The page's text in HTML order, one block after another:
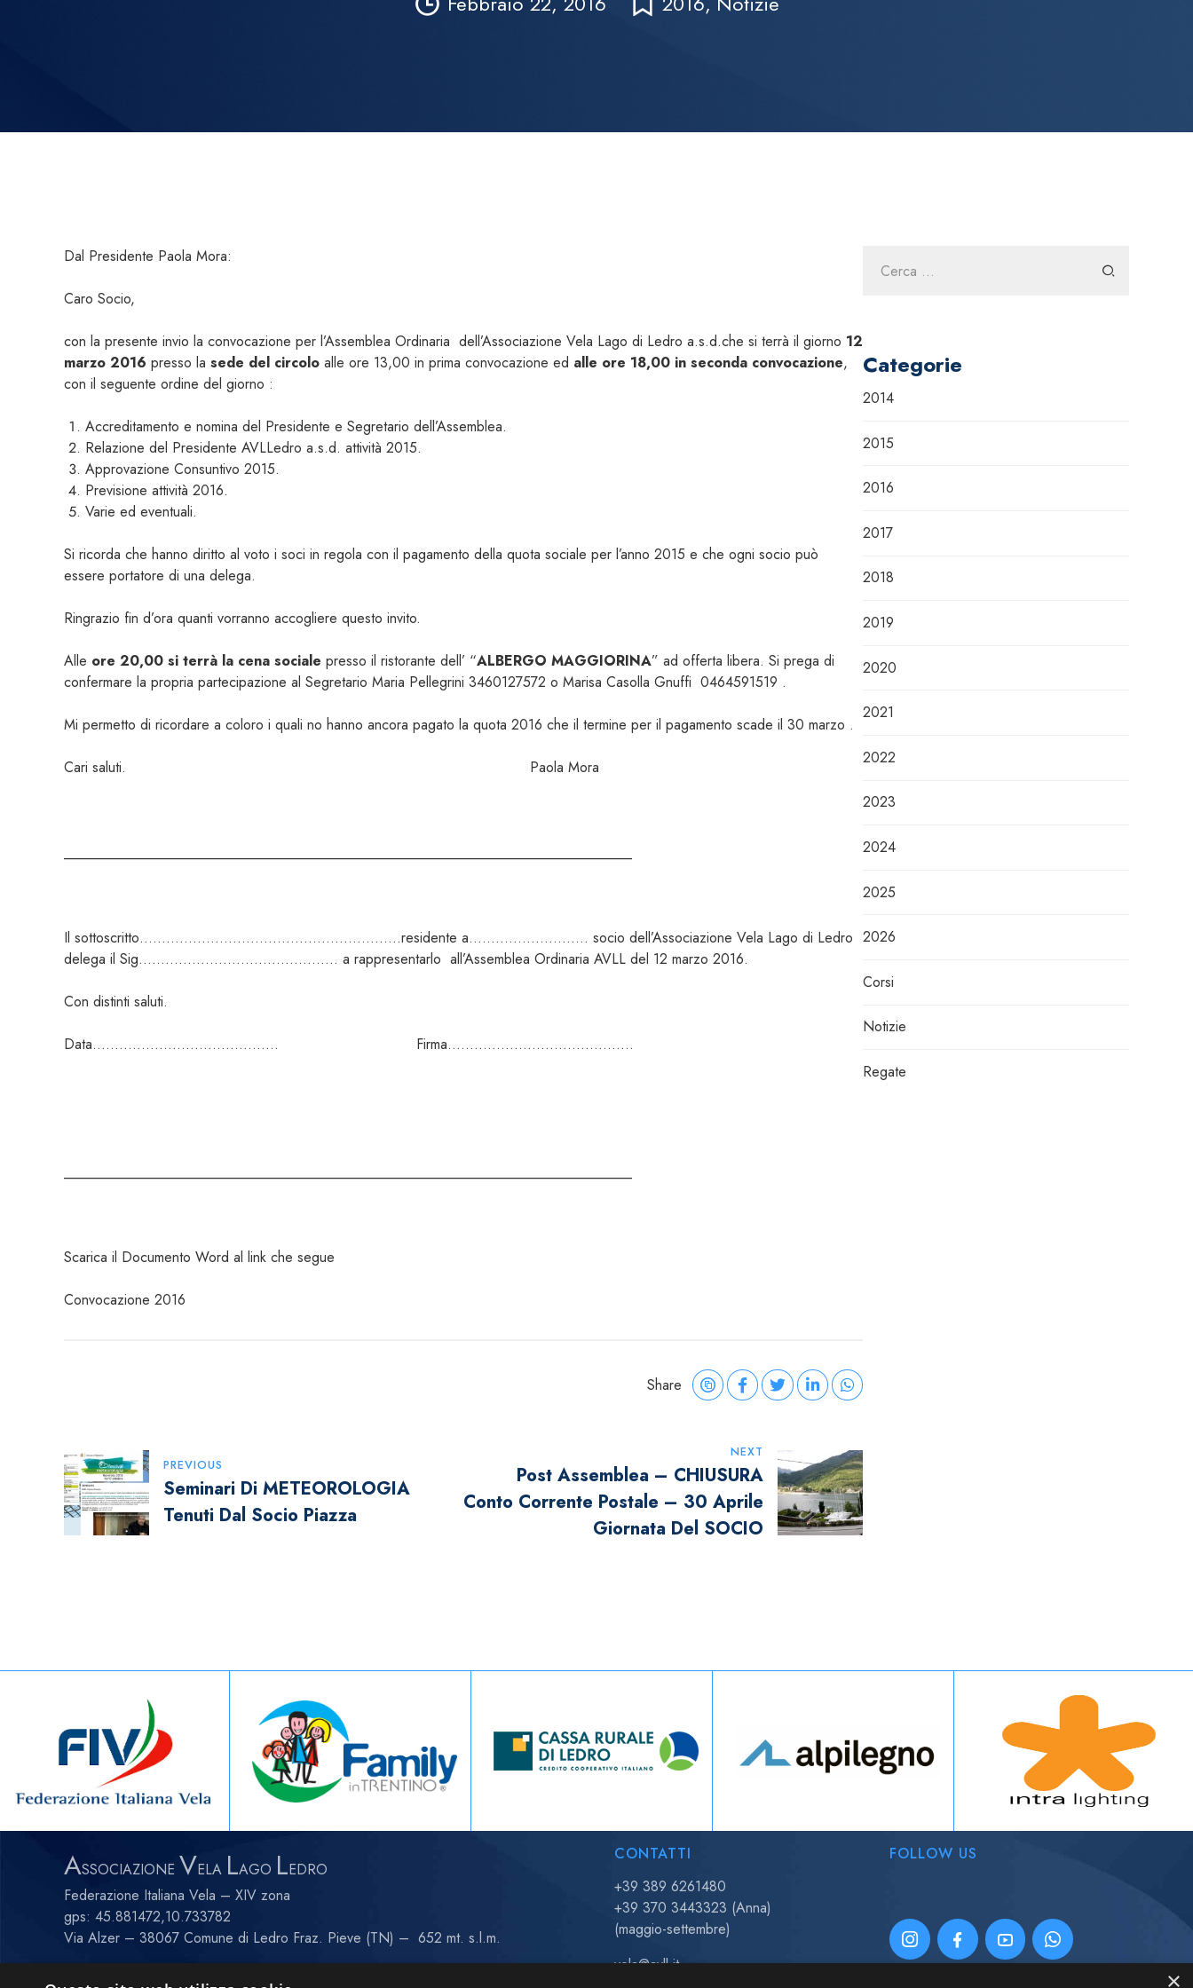
Dal Presidente Paola Mora:
Caro Socio,
con la presente invio la convocazione per l’Assemblea Ordinaria dell’Associazione Vela Lago di Ledro a.s.d.che si terrà il giorno 12
marzo 2016 presso la sede del circolo alle ore 13,00 in prima convocazione ed alle ore 18,00 in seconda convocazione,
con il seguente ordine del giorno :
Accreditamento e nomina del Presidente e Segretario dell’Assemblea.
Relazione del Presidente AVLLedro a.s.d. attività 2015.
Approvazione Consuntivo 2015.
Previsione attività 2016.
Varie ed eventuali.
Si ricorda che hanno diritto al voto i soci in regola con il pagamento della quota sociale per l’anno 2015 e che ogni socio può
essere portatore di una delega.
Ringrazio fin d’ora quanti vorranno accogliere questo invito.
Alle ore 20,00 si terrà la cena sociale presso il ristorante dell’ “ALBERGO MAGGIORINA” ad offerta libera. Si prega di
confermare la propria partecipazione al Segretario Maria Pellegrini 3460127572 o Marisa Casolla Gnuffi 0464591519 .
Mi permetto di ricordare a coloro i quali no hanno ancora pagato la quota 2016 che il termine per il pagamento scade il 30 marzo .
Cari saluti. Paola Mora
Il sottoscritto…………………………………………………..residente a……………………… socio dell’Associazione Vela Lago di Ledro
delega il Sig……………………………………… a rappresentarlo all’Assemblea Ordinaria AVLL del 12 marzo 2016.
Con distinti saluti.
Data…………………………………… Firma……………………………………
Scarica il Documento Word al link che segue
Convocazione 2016
Share
Navigazione
Articoli
PREVIOUS
Seminari Di METEOROLOGIA
Tenuti Dal Socio Piazza
NEXT
Post Assemblea – CHIUSURA
Conto Corrente Postale – 30 Aprile
Giornata Del SOCIO
per:
Categorie
2014
2015
2016
2017
2018
2019
2020
2021
2022
2023
2024
2025
2026
Corsi
Notizie
Regate
ASSOCIAZIONE VELA LAGO LEDRO
Federazione Italiana Vela – XIV zona
gps: 45.881472,10.733782
Via Alzer – 38067 Comune di Ledro Fraz. Pieve (TN) – 652 mt. s.l.m.
CONTATTI
+39 389 6261480
+39 370 3443323 (Anna)
(maggio-settembre)
vela@avll.it
FOLLOW US
×